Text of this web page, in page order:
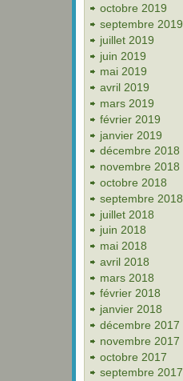
octobre 2019
septembre 2019
juillet 2019
juin 2019
mai 2019
avril 2019
mars 2019
février 2019
janvier 2019
décembre 2018
novembre 2018
octobre 2018
septembre 2018
juillet 2018
juin 2018
mai 2018
avril 2018
mars 2018
février 2018
janvier 2018
décembre 2017
novembre 2017
octobre 2017
septembre 2017